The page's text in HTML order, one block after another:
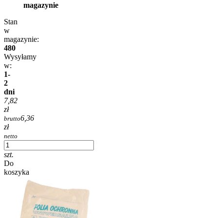
magazynie
Stan
w
magazynie:
480
Wysyłamy
w:
1-
2
dni
7,82
zł
brutto6,36
zł
netto
szt.
Do
koszyka